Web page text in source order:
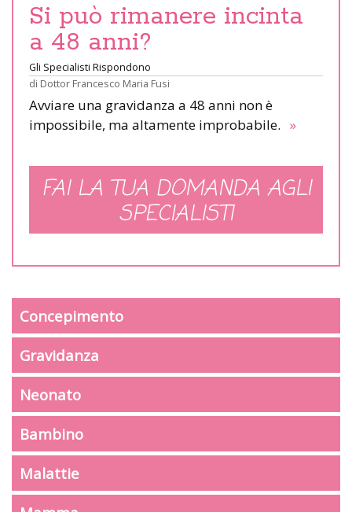
Si può rimanere incinta
a 48 anni?
Gli Specialisti Rispondono
di Dottor Francesco Maria Fusi
Avviare una gravidanza a 48 anni non è
impossibile, ma altamente improbabile. »
FAI LA TUA DOMANDA AGLI
SPECIALISTI
Concepimento
Gravidanza
Neonato
Bambino
Malattie